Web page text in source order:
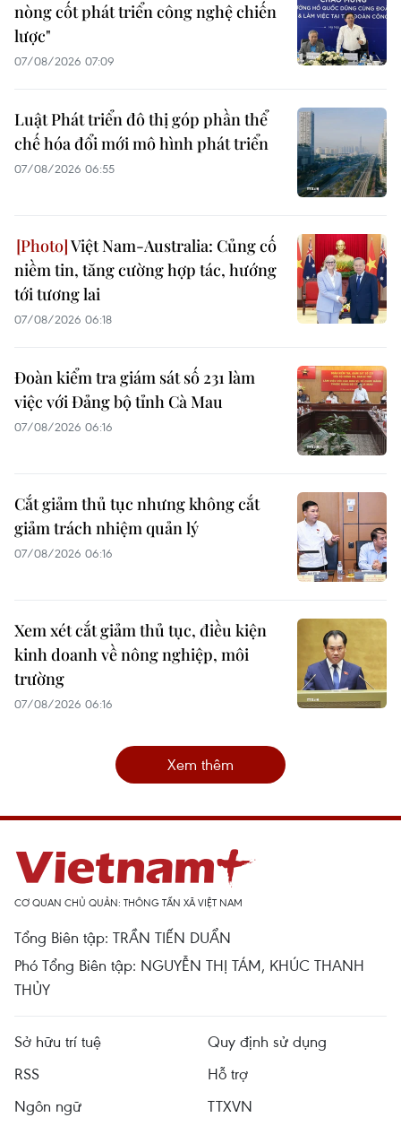
nòng cốt phát triển công nghệ chiến
lược"
07/08/2026 07:09
Luật Phát triển đô thị góp phần thể
chế hóa đổi mới mô hình phát triển
07/08/2026 06:55
Việt Nam-Australia: Củng cố
niềm tin, tăng cường hợp tác, hướng
tới tương lai
07/08/2026 06:18
Đoàn kiểm tra giám sát số 231 làm
việc với Đảng bộ tỉnh Cà Mau
07/08/2026 06:16
Cắt giảm thủ tục nhưng không cắt
giảm trách nhiệm quản lý
07/08/2026 06:16
Xem xét cắt giảm thủ tục, điều kiện
kinh doanh về nông nghiệp, môi
trường
07/08/2026 06:16
Xem thêm
CƠ QUAN CHỦ QUẢN: THÔNG TẤN XÃ VIỆT NAM
Tổng Biên tập: TRẦN TIẾN DUẨN
Phó Tổng Biên tập: NGUYỄN THỊ TÁM, KHÚC THANH
THỦY
Sở hữu trí tuệ
Quy định sử dụng
RSS
Hỗ trợ
Ngôn ngữ
TTXVN